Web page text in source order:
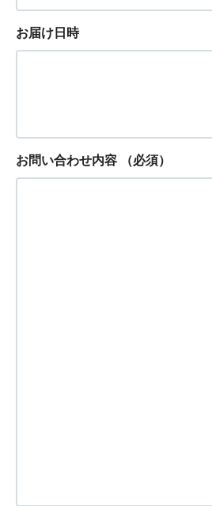
お届け日時
お問い合わせ内容 （必須）